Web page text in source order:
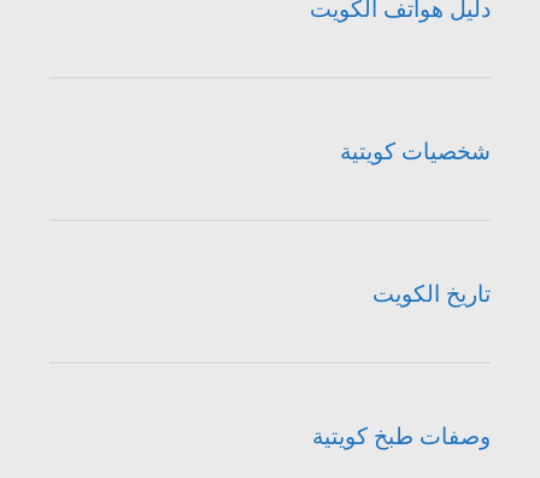
دليل هواتف الكويت
شخصيات كويتية
تاريخ الكويت
وصفات طبخ كويتية